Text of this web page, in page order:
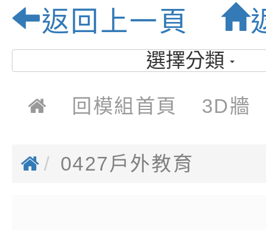
桃園市大坡
學-優質校園
返回上一頁
選擇分類
回模組首頁 3D牆
0427戶外教育